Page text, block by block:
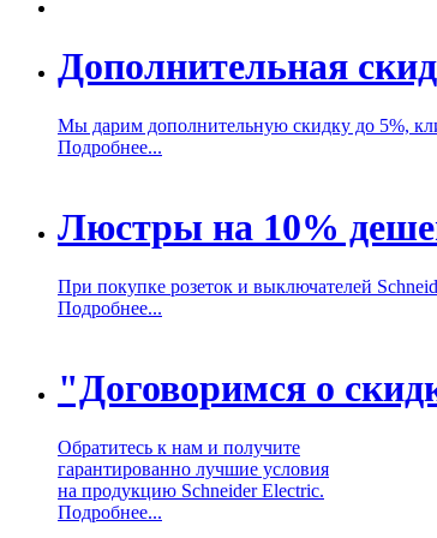
Дополнительная
Мы дарим дополнительную скидку до 5%,
Подробнее...
Люстры на 10%
При покупке розеток и выключателей
Подробнее...
"Договоримся о
Обратитесь к нам и получите
гарантированно лучшие условия
на продукцию Schneider Electric.
Подробнее...